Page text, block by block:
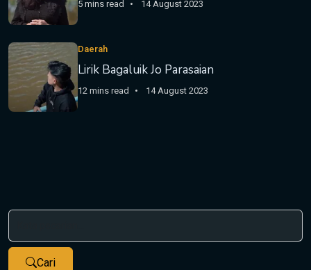
5 mins read 14 August 2023
Daerah
Lirik Bagaluik Jo Parasaian
12 mins read 14 August 2023
Cari